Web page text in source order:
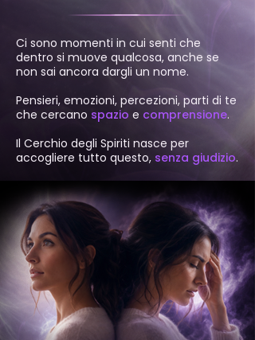
Ci sono momenti in cui senti che
dentro si muove qualcosa, anche se
non sai ancora dargli un nome.
Pensieri, emozioni, percezioni, parti di te
che cercano spazio e comprensione.
Il Cerchio degli Spiriti nasce per
accogliere tutto questo, senza giudizio.